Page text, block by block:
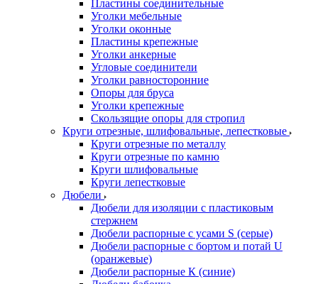
Пластины соединительные
Уголки мебельные
Уголки оконные
Пластины крепежные
Уголки анкерные
Угловые соединители
Уголки равносторонние
Опоры для бруса
Уголки крепежные
Скользящие опоры для стропил
Круги отрезные, шлифовальные, лепестковые
Круги отрезные по металлу
Круги отрезные по камню
Круги шлифовальные
Круги лепестковые
Дюбели
Дюбели для изоляции с пластиковым
стержнем
Дюбели распорные с усами S (серые)
Дюбели распорные c бортом и потай U
(оранжевые)
Дюбели распорные К (синие)